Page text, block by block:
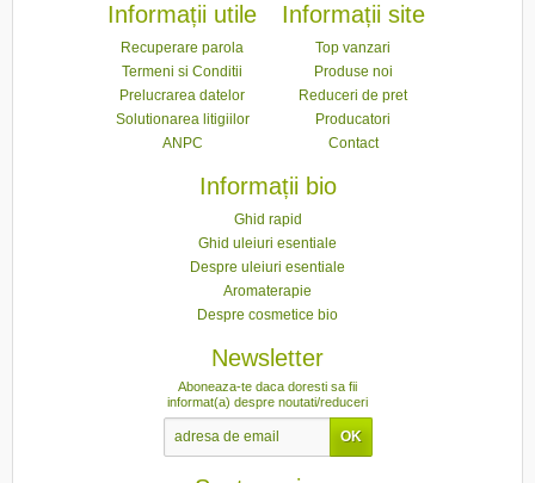
Informații utile
Recuperare parola
Termeni si Conditii
Prelucrarea datelor
Solutionarea litigiilor
ANPC
Informații site
Top vanzari
Produse noi
Reduceri de pret
Producatori
Contact
Informații bio
Ghid rapid
Ghid uleiuri esentiale
Despre uleiuri esentiale
Aromaterapie
Despre cosmetice bio
Newsletter
Aboneaza-te daca doresti sa fii
informat(a) despre noutati/reduceri